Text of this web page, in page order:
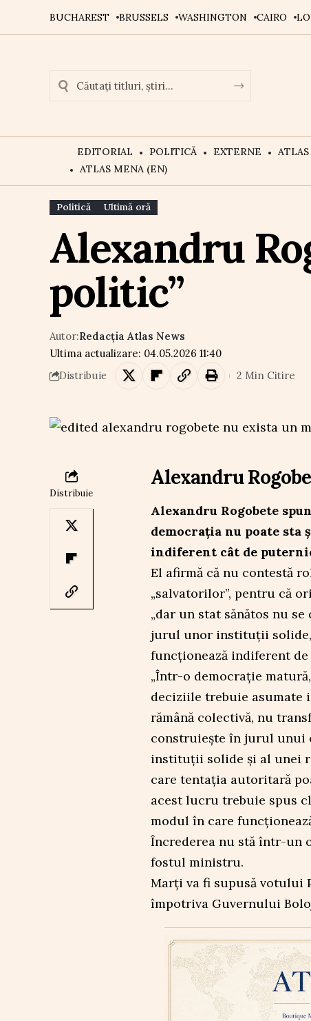
BUCHAREST BRUSSELS WASHINGTON CAIRO
EDITORIAL POLITICĂ EXTERNE
ATLAS MENA (EN)
Politică Ultimă oră
Alexandru
politic”
Ultima actualizare: 04.05.2026 11:40
Autor:Redacția Atlas News
Distribuie 2 Min Citire
Distribuie
Alexandru
Alexandru Rogobete
democrația nu poate sta
indiferent cât de
El afirmă că nu contestă
„salvatorilor”, pentru că
„dar un stat sănătos nu
jurul unor instituții
funcționează indiferent
„Într-o democrație
deciziile trebuie asumate
rămână colectivă, nu
construiește în jurul unui
instituții solide și al unei
care tentația autoritară
acest lucru trebuie spus
modul în care
Încrederea nu stă într-un
fostul ministru.
Marți va fi supusă votului
împotriva Guvernului